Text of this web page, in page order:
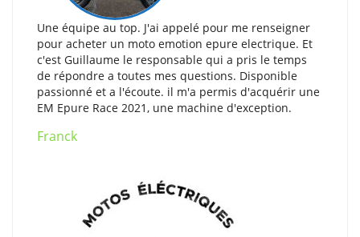
Une équipe au top. J'ai appelé pour me renseigner
pour acheter un moto emotion epure electrique. Et
c'est Guillaume le responsable qui a pris le temps
de répondre a toutes mes questions. Disponible
passionné et a l'écoute. il m'a permis d'acquérir une
EM Epure Race 2021, une machine d'exception.
Franck